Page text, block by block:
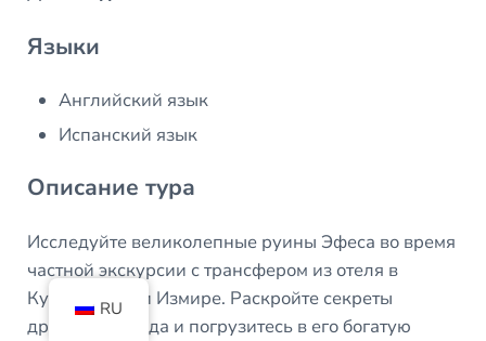
Языки
Английский язык
Испанский язык
Описание тура
Исследуйте великолепные руины Эфеса во время
частной экскурсии с трансфером из отеля в
Кушадасы или Измире. Раскройте секреты
древнего города и погрузитесь в его богатую
RU